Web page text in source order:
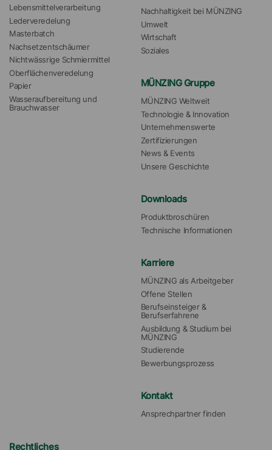
Lebensmittelverarbeitung
Lederveredelung
Masterbatch
Nachsetzentschäumer
Nichtwässrige Schmiermittel
Oberflächenveredelung
Papier
Wasseraufbereitung und
Brauchwasser
Nachhaltigkeit bei MÜNZING
Umwelt
Wirtschaft
Soziales
MÜNZING Gruppe
MÜNZING Weltweit
Technologie & Innovation
Unternehmenswerte
Zertifizierungen
News & Events
Unsere Geschichte
Downloads
Produktbroschüren
Technische Informationen
Karriere
MÜNZING als Arbeitgeber
Offene Stellen
Berufseinsteiger &
Berufserfahrene
Ausbildung & Studium bei
MÜNZING
Studierende
Bewerbungsprozess
Kontakt
Ansprechpartner finden
Rechtliches